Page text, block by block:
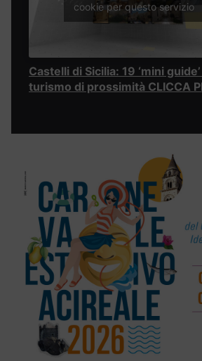
cookie per questo servizio
Castelli di Sicilia: 19 ‘mini
turismo di prossimità CLICCA